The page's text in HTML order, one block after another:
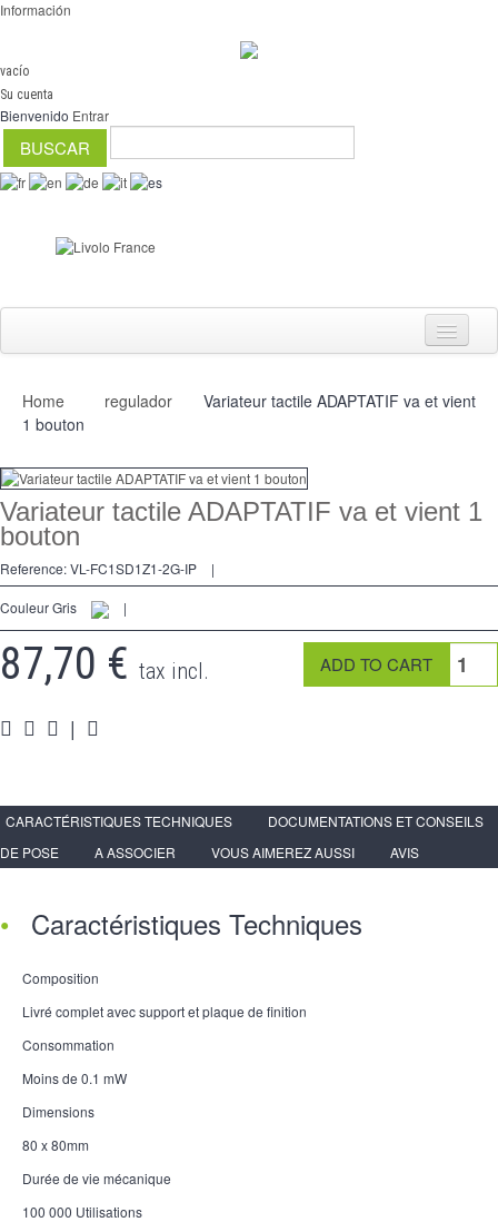
Información
vacío
Su cuenta
Bienvenido Entrar
Interruptores
2 Ways
tomado
Spéciales
accesorios
Pièces
Apoyo
Home regulador
Variateur tactile ADAPTATIF va et vient
1 bouton
Variateur tactile ADAPTATIF va et vient 1
bouton
Reference:VL-FC1SD1Z1-2G-IP |
Couleur Gris |
87,70 € tax incl.
|
CARACTÉRISTIQUES TECHNIQUES
DOCUMENTATIONS ET CONSEILS
DE POSE
A ASSOCIER VOUS AIMEREZ AUSSI AVIS
Caractéristiques Techniques
Composition
Livré complet avec support et plaque de finition
Consommation
Moins de 0.1 mW
Dimensions
80 x 80mm
Durée de vie mécanique
100 000 Utilisations